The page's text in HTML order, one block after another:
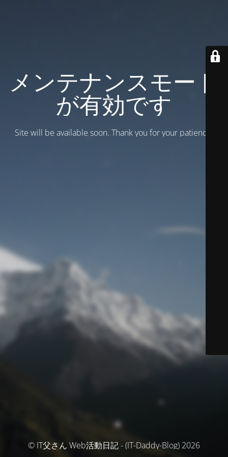
メンテナンスモード
が有効です
Site will be available soon. Thank you for your patience!
© IT父さん Web活動日記 - (IT-Daddy-Blog) 2026